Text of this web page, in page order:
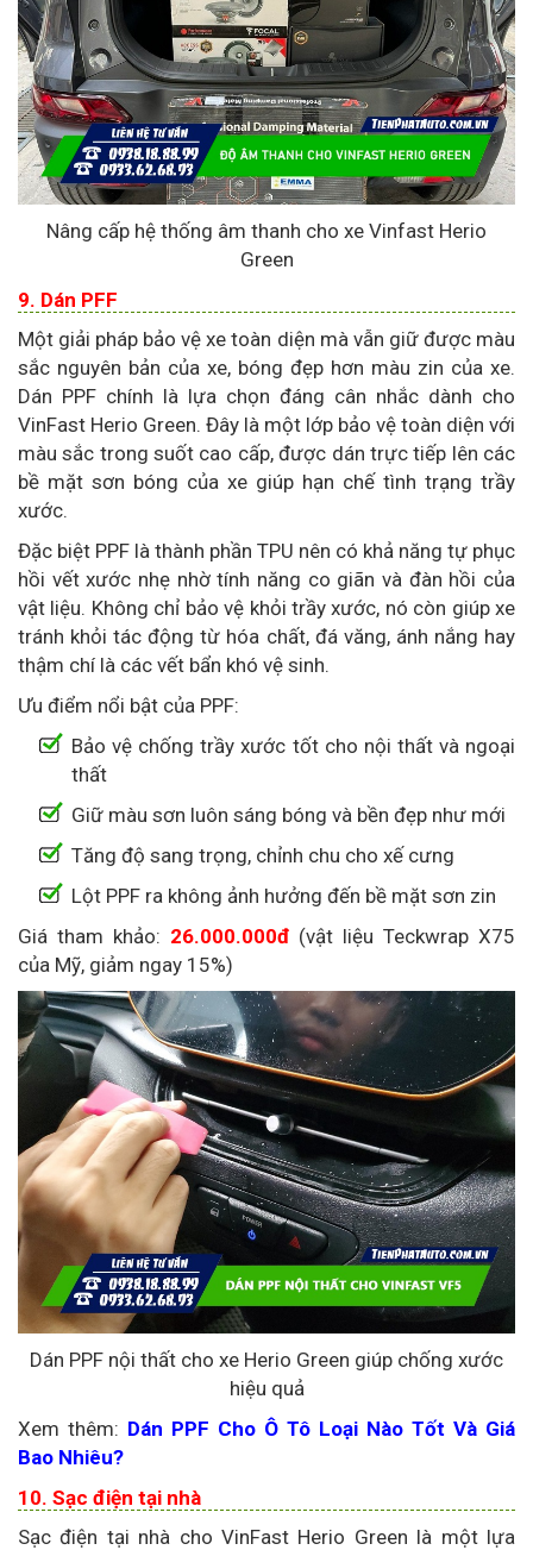
Nâng cấp hệ thống âm thanh cho xe Vinfast Herio
Green
9. Dán PFF
Một giải pháp bảo vệ xe toàn diện mà vẫn giữ được màu
sắc nguyên bản của xe, bóng đẹp hơn màu zin của xe.
Dán PPF chính là lựa chọn đáng cân nhắc dành cho
VinFast Herio Green. Đây là một lớp bảo vệ toàn diện với
màu sắc trong suốt cao cấp, được dán trực tiếp lên các
bề mặt sơn bóng của xe giúp hạn chế tình trạng trầy
xước.
Đặc biệt PPF là thành phần TPU nên có khả năng tự phục
hồi vết xước nhẹ nhờ tính năng co giãn và đàn hồi của
vật liệu. Không chỉ bảo vệ khỏi trầy xước, nó còn giúp xe
tránh khỏi tác động từ hóa chất, đá văng, ánh nắng hay
thậm chí là các vết bẩn khó vệ sinh.
Ưu điểm nổi bật của PPF:
Bảo vệ chống trầy xước tốt cho nội thất và ngoại
thất
Giữ màu sơn luôn sáng bóng và bền đẹp như mới
Tăng độ sang trọng, chỉnh chu cho xế cưng
Lột PPF ra không ảnh hưởng đến bề mặt sơn zin
Giá tham khảo: 26.000.000đ (vật liệu Teckwrap X75
của Mỹ, giảm ngay 15%)
Dán PPF nội thất cho xe Herio Green giúp chống xước
hiệu quả
Xem thêm: Dán PPF Cho Ô Tô Loại Nào Tốt Và Giá
Bao Nhiêu?
10. Sạc điện tại nhà
Sạc điện tại nhà cho VinFast Herio Green là một lựa